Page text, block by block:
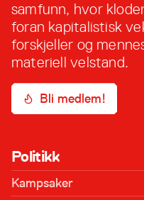
samfunn, hvor
foran kapitalistisk
forskjeller og
materiell velstand.
Bli medlem!
Politikk
Kampsaker